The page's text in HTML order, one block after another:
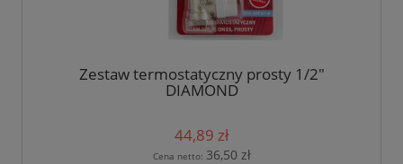
Zestaw termostatyczny prosty 1/2"
DIAMOND
44,89 zł
Cena netto: 36,50 zł